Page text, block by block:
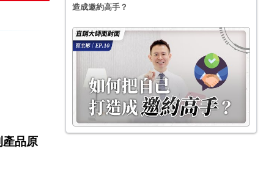
產品原
造成邀約高手？